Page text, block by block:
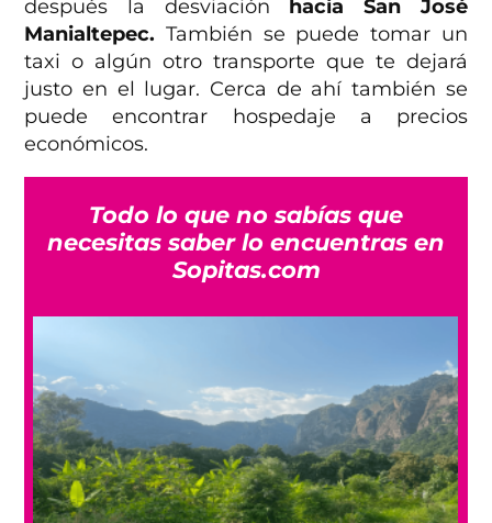
después la desviación hacia San José
Manialtepec. También se puede tomar un
taxi o algún otro transporte que te dejará
justo en el lugar. Cerca de ahí también se
puede encontrar hospedaje a precios
económicos.
Todo lo que no sabías que
necesitas saber lo encuentras en
Sopitas.com